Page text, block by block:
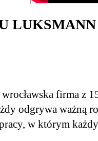
firma z
odgrywa ważną
w którym